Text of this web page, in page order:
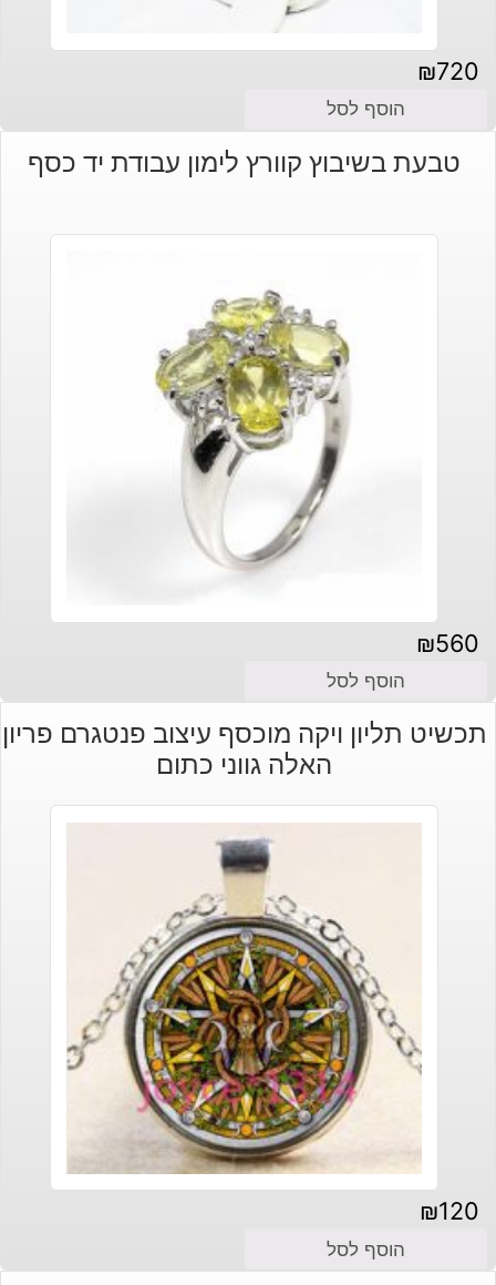
₪720
הוסף לסל
טבעת בשיבוץ קוורץ לימון עבודת יד כסף
₪560
הוסף לסל
תכשיט תליון ויקה מוכסף עיצוב פנטגרם פריון
האלה גווני כתום
₪120
הוסף לסל